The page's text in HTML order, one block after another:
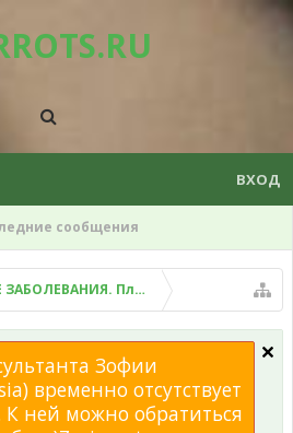
сообщения
ВХОД
ЗАБОЛЕВАНИЯ. Плохой помет, рвота и
Зофии
временно отсутствует
ней можно обратиться